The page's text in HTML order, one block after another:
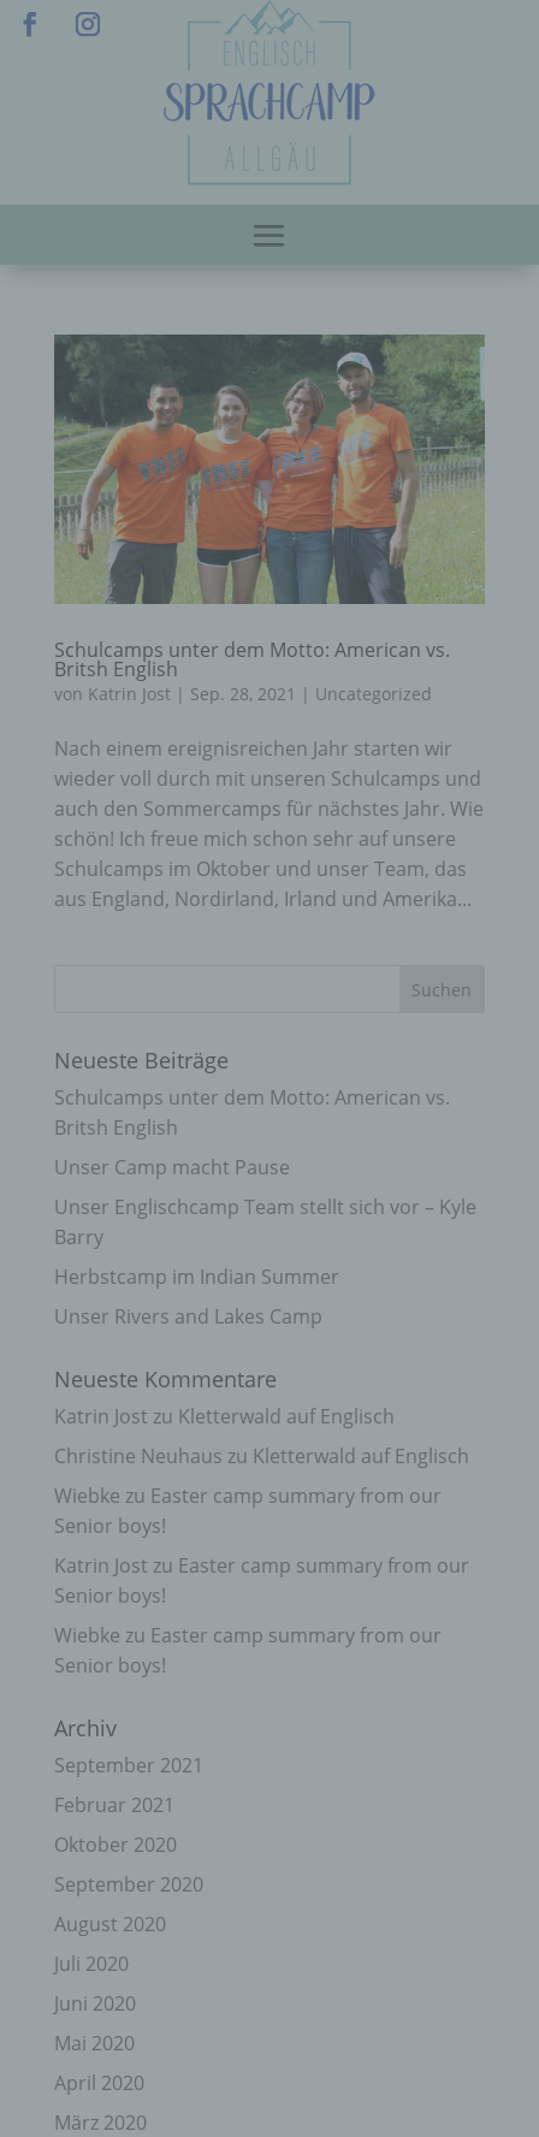
Schulcamps unter dem Motto: American vs.
Britsh English
von Katrin Jost| Sep. 28, 2021 | Uncategorized
Nach einem ereignisreichen Jahr starten wir
wieder voll durch mit unseren Schulcamps und
auch den Sommercamps für nächstes Jahr. Wie
schön! Ich freue mich schon sehr auf unsere
Schulcamps im Oktober und unser Team, das
aus England, Nordirland, Irland und Amerika...
Neueste Beiträge
Schulcamps unter dem Motto: American vs.
Britsh English
Unser Camp macht Pause
Unser Englischcamp Team stellt sich vor – Kyle
Barry
Herbstcamp im Indian Summer
Unser Rivers and Lakes Camp
Neueste Kommentare
Katrin Jost zu Kletterwald auf Englisch
Christine Neuhaus zu Kletterwald auf Englisch
Wiebke zu Easter camp summary from our
Senior boys!
Katrin Jost zu Easter camp summary from our
Senior boys!
Wiebke zu Easter camp summary from our
Senior boys!
Archiv
September 2021
Februar 2021
Oktober 2020
September 2020
August 2020
Juli 2020
Juni 2020
Mai 2020
April 2020
März 2020